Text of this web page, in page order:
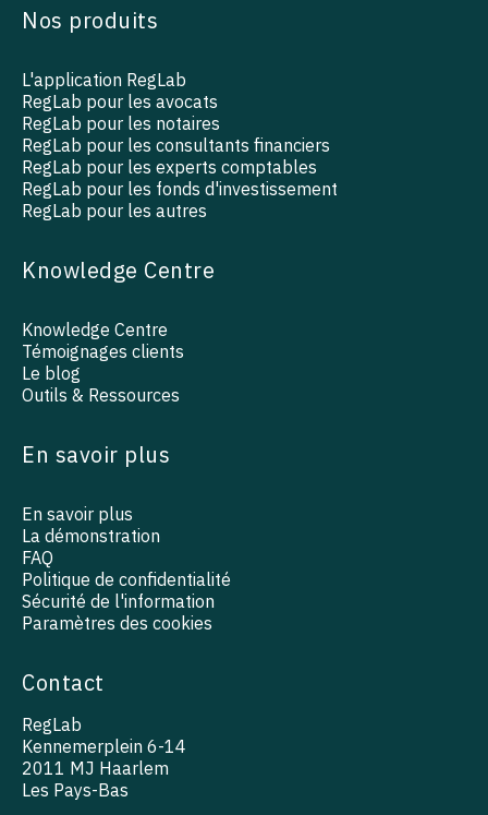
Nos produits
L'application RegLab
RegLab pour les avocats
RegLab pour les notaires
RegLab pour les consultants financiers
RegLab pour les experts comptables
RegLab pour les fonds d'investissement
RegLab pour les autres
Knowledge Centre
Knowledge Centre
Témoignages clients
Le blog
Outils & Ressources
En savoir plus
En savoir plus
La démonstration
FAQ
Politique de confidentialité
Sécurité de l'information
Paramètres des cookies
Contact
RegLab
Kennemerplein 6-14
2011 MJ Haarlem
Les Pays-Bas